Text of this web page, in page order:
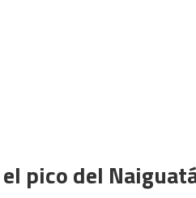
pico del